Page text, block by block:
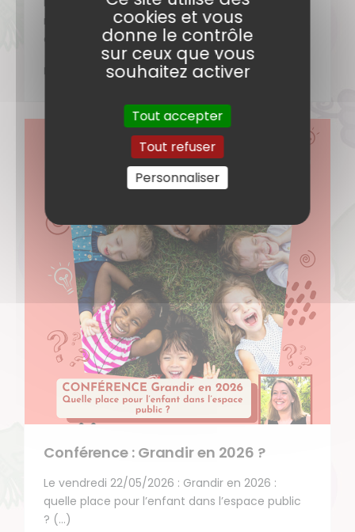
mouvement pour stimuler la pensée ! C’est ce
que la (…)
DÉCOUVRIR
Conférence : Grandir en 2026 ?
Le vendredi 22/05/2026 : Grandir en 2026 :
quelle place pour l’enfant dans l’espace public
? (…)
cookies et vous
donne le contrôle
sur ceux que vous
souhaitez activer
Tout accepter
Tout refuser
Personnaliser